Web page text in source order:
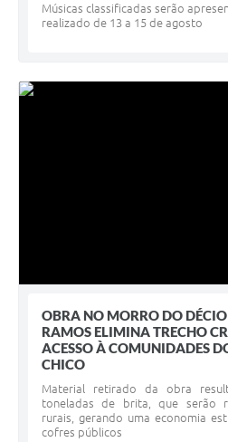
Músicas classificadas serão
realizado de 13 a 15 de agosto
OBRA NO MORRO DO DÉCIO
RAMOS ELIMINA TRECHO
ACESSO À COMUNIDADES
CHICO
Material retirado da obra
toneladas de brita, que serão
rurais, gerando uma economia
cofres públicos